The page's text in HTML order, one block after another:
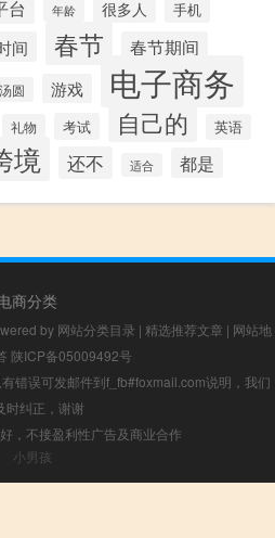
台 年龄 很多人 手机
间 春节 春节期间
汤圆 游戏 电子商务
礼物 考试 自己的 英语
境 还不 适合 都是
商分类
by 网站分类目录 | 精选推荐文章 | 网站地
陕ICP备05009492号
错误可发邮件到f_fb#foxmail.com说明，我们
时纠正，谢谢
，不接盈利性广告及商业合作
小男孩